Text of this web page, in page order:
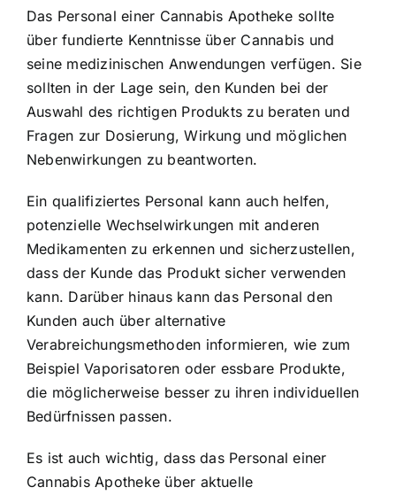
Das Personal einer Cannabis Apotheke sollte
über fundierte Kenntnisse über Cannabis und
seine medizinischen Anwendungen verfügen. Sie
sollten in der Lage sein, den Kunden bei der
Auswahl des richtigen Produkts zu beraten und
Fragen zur Dosierung, Wirkung und möglichen
Nebenwirkungen zu beantworten.
Ein qualifiziertes Personal kann auch helfen,
potenzielle Wechselwirkungen mit anderen
Medikamenten zu erkennen und sicherzustellen,
dass der Kunde das Produkt sicher verwenden
kann. Darüber hinaus kann das Personal den
Kunden auch über alternative
Verabreichungsmethoden informieren, wie zum
Beispiel Vaporisatoren oder essbare Produkte,
die möglicherweise besser zu ihren individuellen
Bedürfnissen passen.
Es ist auch wichtig, dass das Personal einer
Cannabis Apotheke über aktuelle